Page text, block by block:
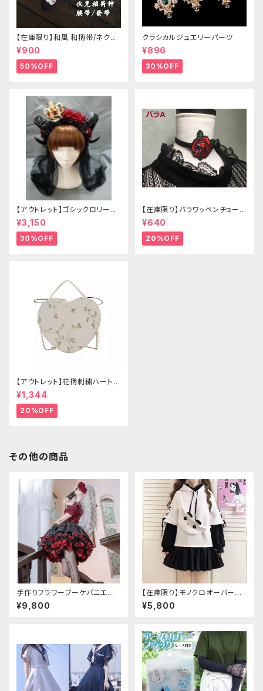
【在庫限り】和風 和柄帯/ネクタ
イ/リボン（狐面/金魚
¥900
50%OFF
クラシカルジュエリーパーツ
¥896
30%OFF
【アウトレット】ゴシックロリータ
ゴールドクラウン＆ホーン(ヴェ
ール付き)
¥3,150
30%OFF
【在庫限り】バラワッペンチョーカ
ー
¥640
20%OFF
【アウトレット】花柄刺繍ハートバ
ッグ
¥1,344
20%OFF
その他の商品
手作りフラワーブーケパニエ
（❁⃘5色展開❁⃘）
¥9,800
【在庫限り】モノクロオーバーサ
イズパンダパーカー
¥5,800